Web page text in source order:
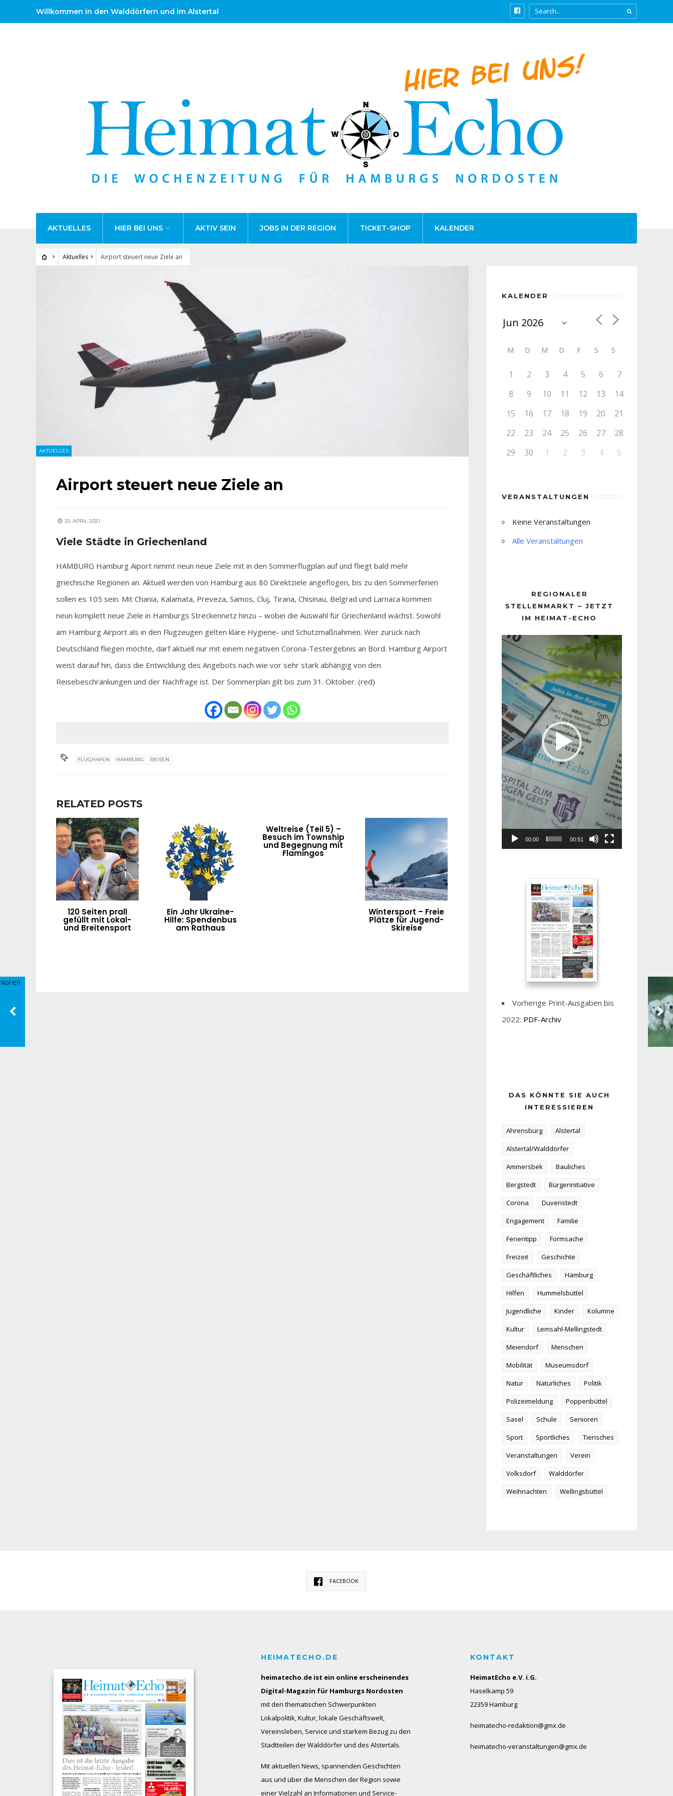
Willkommen in den Walddörfern und im Alstertal
AKTUELLES HIER BEI UNS AKTIV SEIN JOBS IN DER REGION TICKET-SHOP KALENDER
Aktuelles Airport steuert neue Ziele an
AKTUELLES
Airport steuert neue Ziele an
25. APRIL 2021
Viele Städte in Griechenland
HAMBURG Hamburg Aiport nimmt neun neue Ziele mit in den Sommerflugplan auf und fliegt bald mehr
griechische Regionen an. Aktuell werden von Hamburg aus 80 Direktziele angeflogen, bis zu den Sommerferien
sollen es 105 sein. Mit Chania, Kalamata, Preveza, Samos, Cluj, Tirana, Chisinau, Belgrad und Larnaca kommen
neun komplett neue Ziele in Hamburgs Streckennetz hinzu – wobei die Auswahl für Griechenland wächst. Sowohl
am Hamburg Airport als in den Flugzeugen gelten klare Hygiene- und Schutzmaßnahmen. Wer zurück nach
Deutschland fliegen möchte, darf aktuell nur mit einem negativen Corona-Testergebnis an Bord. Hamburg Airport
weist darauf hin, dass die Entwicklung des Angebots nach wie vor sehr stark abhängig von den
Reisebeschränkungen und der Nachfrage ist. Der Sommerplan gilt bis zum 31. Oktober. (red)
FLUGHAFEN HAMBURG REISEN
RELATED POSTS
120 Seiten prall
gefüllt mit Lokal-
und Breitensport
Ein Jahr Ukraine-
Hilfe: Spendenbus
am Rathaus
Weltreise (Teil 5) –
Besuch im Township
und Begegnung mit
Flamingos
Wintersport – Freie
Plätze für Jugend-
Skireise
KALENDER
M D M D F S S
1 2 3 4 5 6
7
8
9 10 11 12 13
14
15
16 17 18 19 20
21
22
23 24 25 26 27
28
29
30 1 2 3 4 5
VERANSTALTUNGEN
Keine Veranstaltungen
Alle Veranstaltungen
REGIONALER
STELLENMARKT – JETZT
IM HEIMAT-ECHO
Player
00:00 00:51
Vorherige Print-Ausgaben bis
2022: PDF-Archiv
DAS KÖNNTE SIE AUCH
INTERESSIEREN
Ahrensburg
Alstertal
Alstertal/Walddörfer
Ammersbek
Bauliches
Bergstedt
Bürgerinitiative
Corona
Duvenstedt
Engagement
Familie
Ferientipp
Formsache
Freizeit
Geschichte
Geschäftliches
Hamburg
Hilfen
Hummelsbüttel
Jugendliche
Kinder
Kolumne
Kultur
Lemsahl-Mellingstedt
Meiendorf
Menschen
Mobilität
Museumsdorf
Natur
Natürliches
Politik
Polizeimeldung
Poppenbüttel
Sasel
Schule
Senioren
Sport
Sportliches
Tierisches
Veranstaltungen
Verein
Volksdorf
Walddörfer
Weihnachten
Wellingsbüttel
FACEBOOK
HEIMATECHO.DE
heimatecho.de ist ein online erscheinendes
Digital-Magazin für Hamburgs Nordosten
mit den thematischen Schwerpunkten
Lokalpolitik, Kultur, lokale Geschäftswelt,
Vereinsleben, Service und starkem Bezug zu den
Stadtteilen der Walddörfer und des Alstertals.
Mit aktuellen News, spannenden Geschichten
aus und über die Menschen der Region sowie
einer Vielzahl an Informationen und Service-
KONTAKT
HeimatEcho e.V. i.G.
Haselkamp 59
22359 Hamburg
heimatecho-redaktion@gmx.de
heimatecho-veranstaltungen@gmx.de